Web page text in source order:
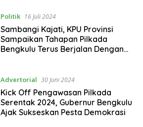
Politik 16 Juli 2024
Sambangi Kajati, KPU Provinsi
Sampaikan Tahapan Pilkada
Bengkulu Terus Berjalan Dengan
Advertorial 30 Juni 2024
Kick Off Pengawasan Pilkada
Serentak 2024, Gubernur Bengkulu
Ajak Sukseskan Pesta Demokrasi